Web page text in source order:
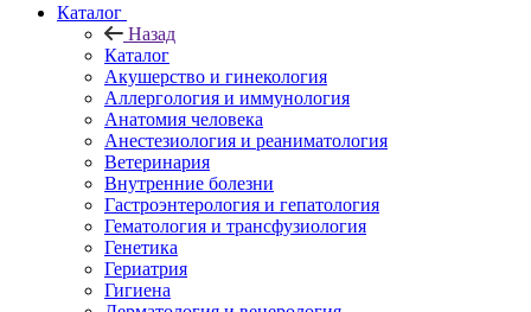
Каталог
Назад
Каталог
Акушерство и гинекология
Аллергология и иммунология
Анатомия человека
Анестезиология и реаниматология
Ветеринария
Внутренние болезни
Гастроэнтерология и гепатология
Гематология и трансфузиология
Генетика
Гериатрия
Гигиена